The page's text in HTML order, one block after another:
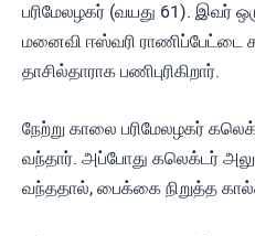
பரிமேலழகர் (வயது 61). இவர்
மனைவி ஈஸ்வரி ராணிப்பேட்டை
தாசில்தாராக பணிபுரிகிறார்.
நேற்று காலை பரிமேலழகர்
வந்தார். அப்போது கலெக்டர்
வந்ததால், பைக்கை நிறுத்த